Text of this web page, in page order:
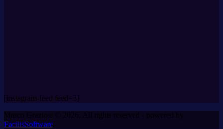
[instagram-feed feed=3]
Marco Graziosi © 2026. All rights reserved - powered by
FacilisSoftware